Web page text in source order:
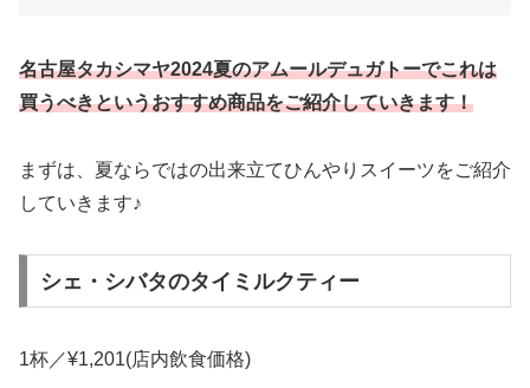
名古屋タカシマヤ2024夏のアムールデュガトーでこれは
買うべきというおすすめ商品をご紹介していきます！
まずは、夏ならではの出来立てひんやりスイーツをご紹介
していきます♪
シェ・シバタのタイミルクティー
1杯／¥1,201(店内飲食価格)